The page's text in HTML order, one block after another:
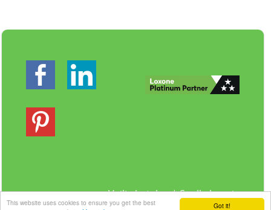
Got it!
This website uses cookies to ensure you get the best
Veilig betalen | Snelle levering